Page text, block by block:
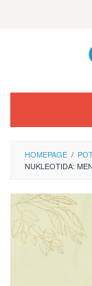
HOMEPAGE /
NUKLEOTIDA: